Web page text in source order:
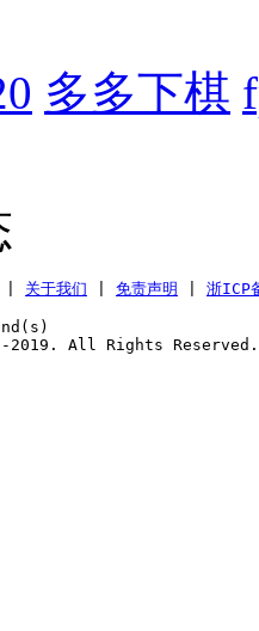
多多下棋
关于我们 免责声明 浙ICP